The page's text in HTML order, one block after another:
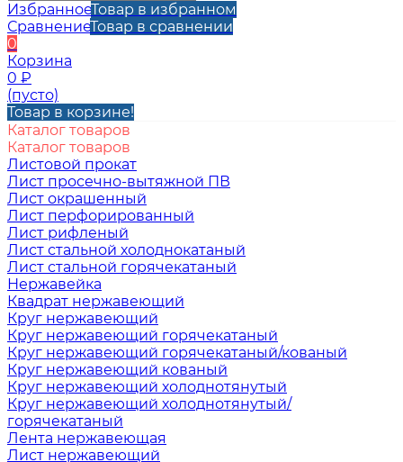
ИзбранноеТовар в избранном
СравнениеТовар в сравнении
0
Корзина
0 ₽
(пусто)
Товар в корзине!
Каталог товаров
Каталог товаров
Листовой прокат
Лист просечно-вытяжной ПВ
Лист окрашенный
Лист перфорированный
Лист рифленый
Лист стальной холоднокатаный
Лист стальной горячекатаный
Нержавейка
Квадрат нержавеющий
Круг нержавеющий
Круг нержавеющий горячекатаный
Круг нержавеющий горячекатаный/кованый
Круг нержавеющий кованый
Круг нержавеющий холоднотянутый
Круг нержавеющий холоднотянутый/
горячекатаный
Лента нержавеющая
Лист нержавеющий